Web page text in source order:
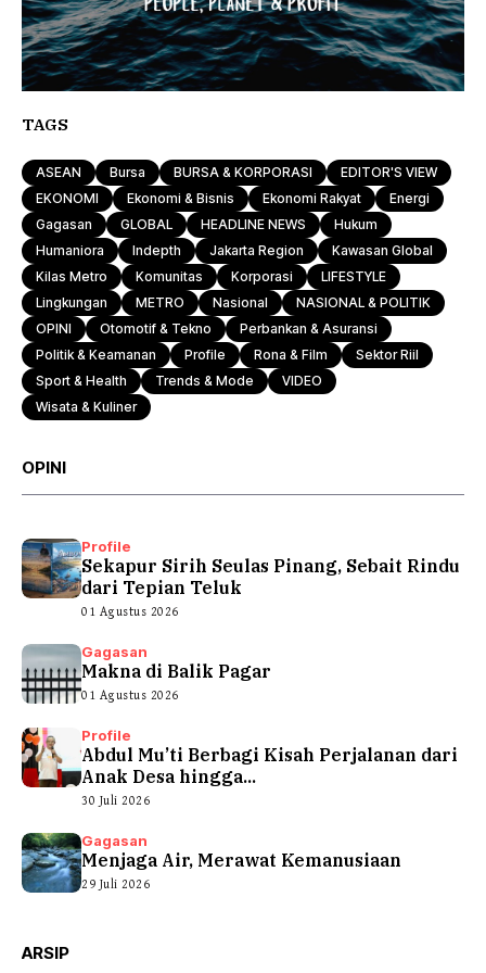
TAGS
ASEAN Bursa BURSA & KORPORASI
EDITOR'S VIEW
EKONOMI
Ekonomi & Bisnis Ekonomi Rakyat
Energi
Gagasan
GLOBAL HEADLINE NEWS
Hukum
Humaniora
Indepth Jakarta Region
Kawasan Global
Kilas Metro
Komunitas Korporasi
LIFESTYLE
Lingkungan
METRO Nasional
NASIONAL & POLITIK
OPINI
Otomotif & Tekno
Perbankan & Asuransi
Politik & Keamanan
Profile Rona & Film
Sektor Riil
Sport & Health
Trends & Mode
VIDEO
Wisata & Kuliner
OPINI
Profile
Sekapur Sirih Seulas Pinang, Sebait Rindu
dari Tepian Teluk
01 Agustus 2026
Gagasan
Makna di Balik Pagar
01 Agustus 2026
Profile
Abdul Mu’ti Berbagi Kisah Perjalanan dari
Anak Desa hingga...
30 Juli 2026
Gagasan
Menjaga Air, Merawat Kemanusiaan
29 Juli 2026
ARSIP